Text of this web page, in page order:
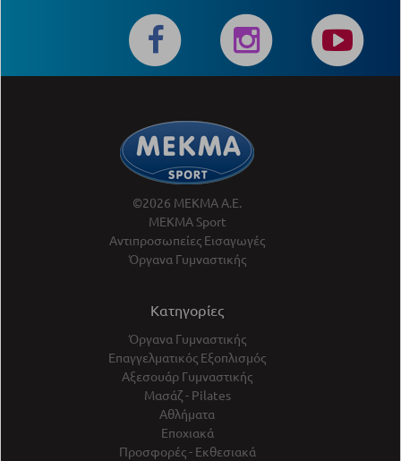
©2026 ΜΕΚΜΑ Α.Ε.
ΜΕΚΜΑ Sport
Αντιπροσωπείες Εισαγωγές
Όργανα Γυμναστικής
Κατηγορίες
Όργανα Γυμναστικής
Επαγγελματικός Εξοπλισμός
Αξεσουάρ Γυμναστικής
Μασάζ - Pilates
Αθλήματα
Εποχιακά
Προσφορές - Εκθεσιακά